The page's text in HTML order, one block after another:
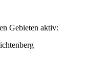
Gebieten aktiv: